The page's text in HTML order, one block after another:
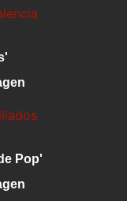
Pop'